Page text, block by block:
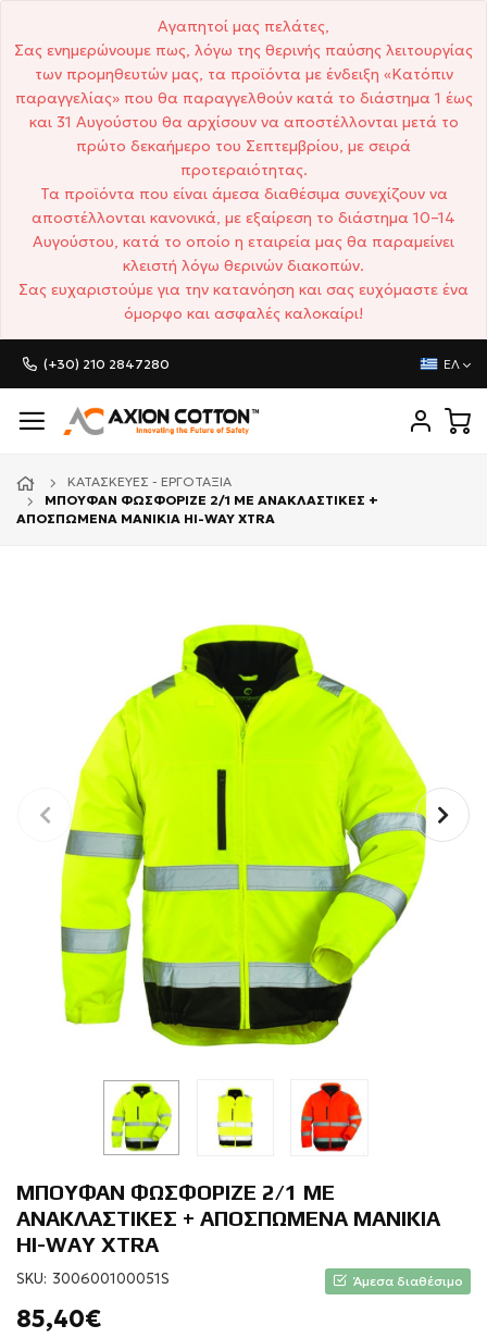
Αγαπητοί μας πελάτες,
Σας ενημερώνουμε πως, λόγω της θερινής παύσης λειτουργίας
των προμηθευτών μας, τα προϊόντα με ένδειξη «Κατόπιν
παραγγελίας» που θα παραγγελθούν κατά το διάστημα 1 έως
και 31 Αυγούστου θα αρχίσουν να αποστέλλονται μετά το
πρώτο δεκαήμερο του Σεπτεμβρίου, με σειρά
προτεραιότητας.
Τα προϊόντα που είναι άμεσα διαθέσιμα συνεχίζουν να
αποστέλλονται κανονικά, με εξαίρεση το διάστημα 10–14
Αυγούστου, κατά το οποίο η εταιρεία μας θα παραμείνει
κλειστή λόγω θερινών διακοπών.
Σας ευχαριστούμε για την κατανόηση και σας ευχόμαστε ένα
όμορφο και ασφαλές καλοκαίρι!
(+30) 210 2847280 ΕΛ
ΚΑΤΑΣΚΕΥΈΣ - ΕΡΓΟΤΆΞΙΑ
ΜΠΟΥΦΑΝ ΦΩΣΦΟΡΙΖΕ 2/1 ΜΕ ΑΝΑΚΛΑΣΤΙΚΕΣ +
ΑΠΟΣΠΩΜΕΝΑ ΜΑΝΙΚΙΑ HI-WAY XTRA
ΜΠΟΥΦΑΝ ΦΩΣΦΟΡΙΖΕ 2/1 ΜΕ
ΑΝΑΚΛΑΣΤΙΚΕΣ + ΑΠΟΣΠΩΜΕΝΑ ΜΑΝΙΚΙΑ
HI-WAY XTRA
SKU: 300600100051S Άμεσα διαθέσιμο
85,40€